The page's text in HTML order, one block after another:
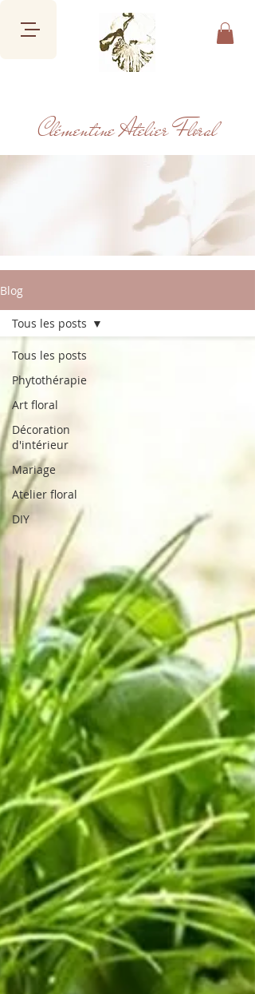
Clémentine Atelier Floral
Blog
Tous les posts
Phytothérapie
Art floral
Décoration
d'intérieur
Mariage
Atelier floral
DIY
Tous les posts